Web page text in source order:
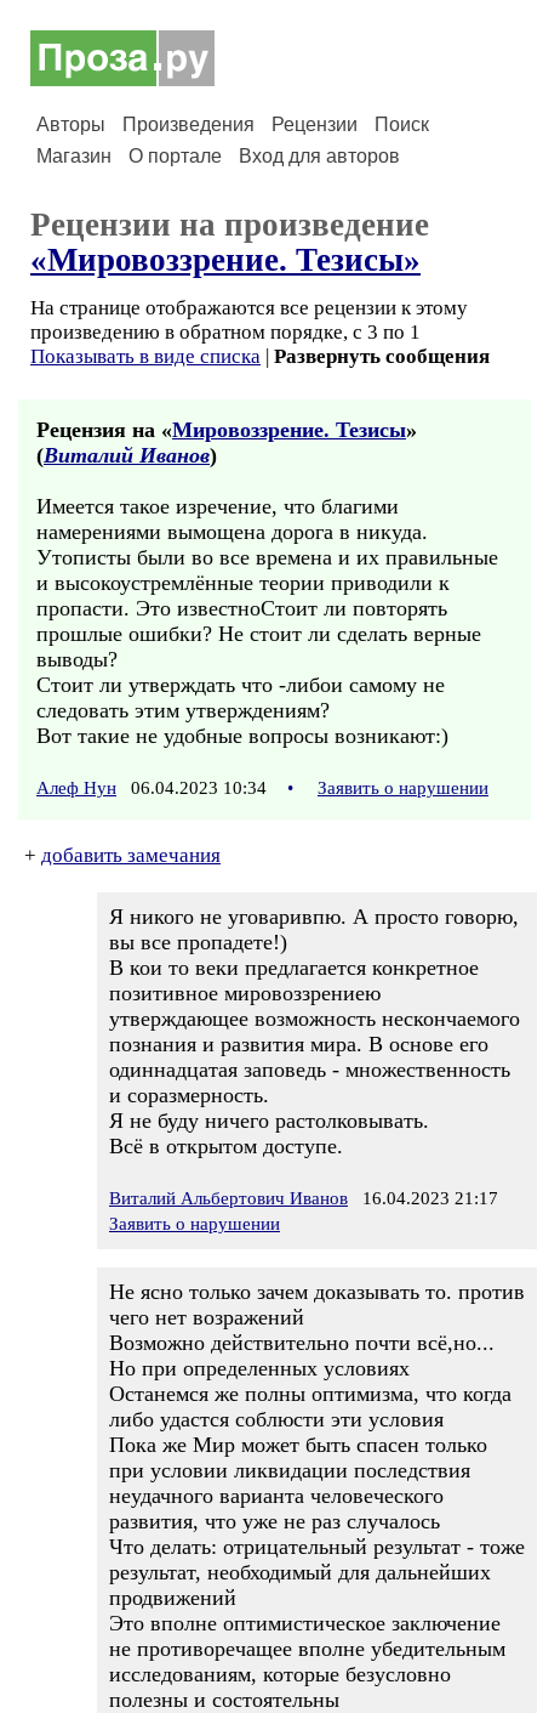
Авторы Произведения Рецензии
Поиск
Магазин
О портале Вход для авторов
Рецензии на произведение
«Мировоззрение. Тезисы»
На странице отображаются все рецензии к этому
произведению в обратном порядке, с 3 по 1
Показывать в виде списка | Развернуть сообщения
Рецензия на «Мировоззрение. Тезисы»
(Виталий Иванов)
Имеется такое изречение, что благими
намерениями вымощена дорога в никуда.
Утописты были во все времена и их правильные
и высокоустремлённые теории приводили к
пропасти. Это известноСтоит ли повторять
прошлые ошибки? Не стоит ли сделать верные
выводы?
Стоит ли утверждать что -либои самому не
следовать этим утверждениям?
Вот такие не удобные вопросы возникают:)
Алеф Нун 06.04.2023 10:34 • Заявить о нарушении
+ добавить замечания
Я никого не уговаривпю. А просто говорю,
вы все пропадете!)
В кои то веки предлагается конкретное
позитивное мировоззрениею
утверждающее возможность нескончаемого
познания и развития мира. В основе его
одиннадцатая заповедь - множественность
и соразмерность.
Я не буду ничего растолковывать.
Всё в открытом доступе.
Виталий Альбертович Иванов 16.04.2023 21:17
Заявить о нарушении
Не ясно только зачем доказывать то. против
чего нет возражений
Возможно действительно почти всё,но...
Но при определенных условиях
Останемся же полны оптимизма, что когда
либо удастся соблюсти эти условия
Пока же Мир может быть спасен только
при условии ликвидации последствия
неудачного варианта человеческого
развития, что уже не раз случалось
Что делать: отрицательный результат - тоже
результат, необходимый для дальнейших
продвижений
Это вполне оптимистическое заключение
не противоречащее вполне убедительным
исследованиям, которые безусловно
полезны и состоятельны